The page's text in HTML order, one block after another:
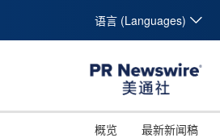
语言 (Languages)
概览 最新新闻稿